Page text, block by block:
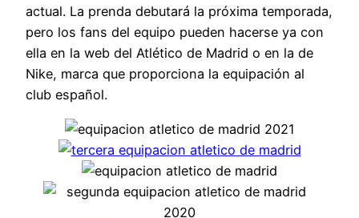
actual. La prenda debutará la próxima temporada,
pero los fans del equipo pueden hacerse ya con
ella en la web del Atlético de Madrid o en la de
Nike, marca que proporciona la equipación al
club español.